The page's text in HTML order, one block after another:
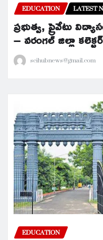
EDUCATION LATEST
ప్రభుత్వ, ప్రైవేటు
– వరంగల్ జిల్లా
scihubnews@gmail.com
EDUCATION